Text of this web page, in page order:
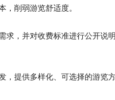
削弱游览舒适度。
求，并对收费标准进行公开说
，提供多样化、可选择的游览